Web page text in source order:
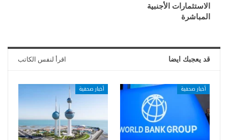
الاستثمارات الأجنبية
المباشرة
قد يعجبك ايضا اقرأ لنفس الكاتب
أخبار صحفية أخبار صحفية